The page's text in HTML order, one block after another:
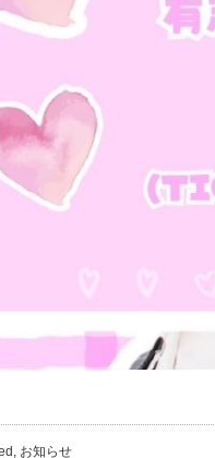
, お知らせ